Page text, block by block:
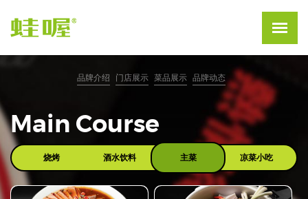
品牌介绍 门店展示 菜品展示 品牌动态
Main Course
烧烤 酒水饮料 主菜 凉菜小吃